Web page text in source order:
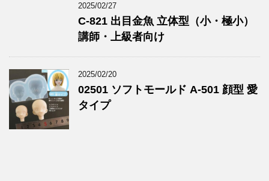
2025/02/27
C-821 出目金魚 立体型（小・極小）
講師・上級者向け
2025/02/20
02501 ソフトモールド A-501 顔型 愛
タイプ